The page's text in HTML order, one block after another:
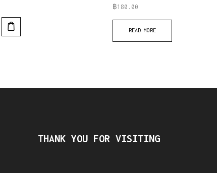
฿180.00
READ MORE
THANK YOU FOR VISITING